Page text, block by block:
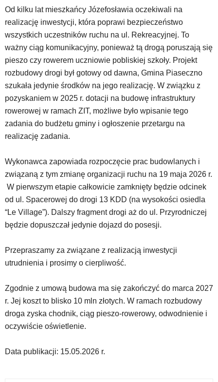
nawigacja
obsługiwana
jest
w
standardowy
sposób.
Na
stronie
mogą
się
powszechnie
używane
elementy
portalu
YouTube
oraz
mapy
Google
osadzane
formie
ramek.
obsługiwane
są
za
pomocą
klawiszy
lub
Od kilku lat mieszkańcy Józefosławia oczekiwali na
realizację inwestycji, która poprawi bezpieczeństwo
wszystkich uczestników ruchu na ul. Rekreacyjnej. To
ważny ciąg komunikacyjny, ponieważ tą drogą poruszają się
pieszo czy rowerem uczniowie pobliskiej szkoły. Projekt
rozbudowy drogi był gotowy od dawna, Gmina Piaseczno
szukała jedynie środków na jego realizację. W związku z
pozyskaniem w 2025 r. dotacji na budowę infrastruktury
rowerowej w ramach ZIT, możliwe było wpisanie tego
zadania do budżetu gminy i ogłoszenie przetargu na
realizację zadania.
Wykonawca zapowiada rozpoczęcie prac budowlanych i
związaną z tym zmianę organizacji ruchu na 19 maja 2026 r.
W pierwszym etapie całkowicie zamknięty będzie odcinek
od ul. Spacerowej do drogi 13 KDD (na wysokości osiedla
“Le Village”). Dalszy fragment drogi aż do ul. Przyrodniczej
będzie dopuszczał jedynie dojazd do posesji.
Przepraszamy za związane z realizacją inwestycji
utrudnienia i prosimy o cierpliwość.
Zgodnie z umową budowa ma się zakończyć do marca 2027
r. Jej koszt to blisko 10 mln złotych. W ramach rozbudowy
droga zyska chodnik, ciąg pieszo-rowerowy, odwodnienie i
oczywiście oświetlenie.
Data publikacji: 15.05.2026 r.